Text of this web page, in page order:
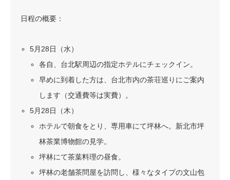
日程の概要：
5月28日（水）
各自、台北駅周辺の指定ホテルにチェックイン。
早めに到着した方は、台北市内の茶荘巡りにご案内
します（交通費等は実費）。
5月28日（木）
ホテルで朝食をとり、専用車にて坪林へ。新北市坪
林茶業博物館の見学。
坪林にて茶葉料理の昼食。
坪林の老舗茶問屋を訪問し、様々なタイプの文山包